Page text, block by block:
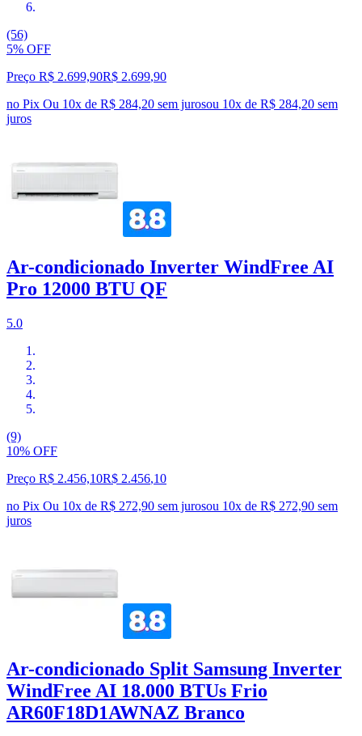
(56)
5% OFF
Preço R$ 2.699,90R$ 2.699,90
no Pix Ou 10x de R$ 284,20 sem jurosou 10x de R$ 284,20 sem
juros
Ar-condicionado Inverter WindFree AI
Pro 12000 BTU QF
5.0
(9)
10% OFF
Preço R$ 2.456,10R$ 2.456,10
no Pix Ou 10x de R$ 272,90 sem jurosou 10x de R$ 272,90 sem
juros
Ar-condicionado Split Samsung Inverter
WindFree AI 18.000 BTUs Frio
AR60F18D1AWNAZ Branco